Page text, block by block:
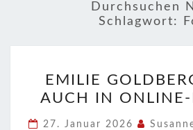
Durchsuchen
Schlagwort:
NUN
AUCH
EMILIE
AUCH IN ONLINE-
27. Januar 2026